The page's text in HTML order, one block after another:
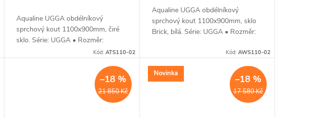
Aqualine UGGA obdélníkový
sprchový kout 1100x900mm, čiré
sklo. Série: UGGA • Rozměr:
110x90 cm • Šířka: 1100 mm •
Kód: ATS110-02
Aqualine UGGA obdélníkový
sprchový kout 1100x900mm, sklo
Brick, bílá. Série: UGGA • Rozměr:
Výška: 1850 mm • Hloubka: 900
mm • Tloušťka: skla 5 mm...
Kód: AWS110-02
21 850 Kč
–18 % Novinka
17 580 Kč
–18 %